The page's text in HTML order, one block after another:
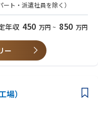
売り上げ拡大に向けた生産
ながら遂行する重要な役目を
の売上の約34%を占める主要
場（フィリピン セブ）の新
ト・派遣社員を除く）
年収 450 万円 ~ 850 万円
ー
）